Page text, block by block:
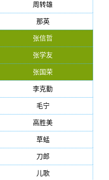
周转雄
那英
张信哲
张学友
张国荣
李克勤
毛宁
高胜美
草蜢
刀郎
儿歌